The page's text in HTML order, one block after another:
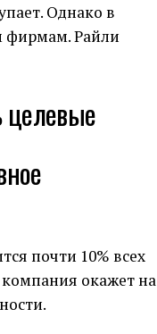
Однако в
фирмам. Райли
почти 10% всех
окажет на